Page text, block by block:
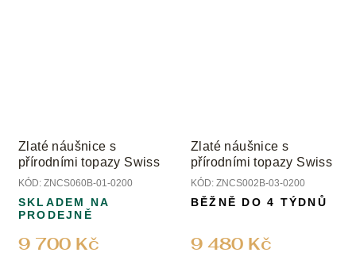
Zlaté náušnice s
přírodními topazy Swiss
KÓD: ZNCS060B-01-0200
9 700 Kč
SKLADEM NA
PRODEJNĚ
Zlaté náušnice s
přírodními topazy Swiss
KÓD: ZNCS002B-03-0200
9 480 Kč
BĚŽNĚ DO 4 TÝDNŮ